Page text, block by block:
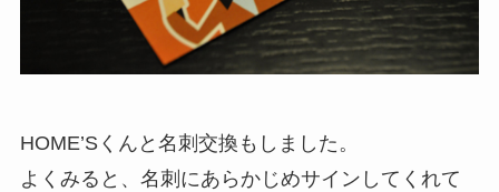
HOME’Sくんと名刺交換もしました。
よくみると、名刺にあらかじめサインしてくれて